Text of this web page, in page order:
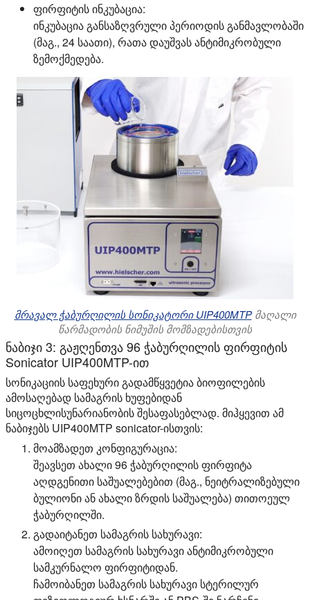
ფირფიტის ინკუბაცია:
ინკუბაცია განსაზღვრული პერიოდის განმავლობაში
(მაგ., 24 საათი), რათა დაუშვას ანტიმიკრობული
ზემოქმედება.
მრავალ ჭაბურღილის სონიკატორი UIP400MTPმაღალი
წარმადობის ნიმუშის მომზადებისთვის
ნაბიჯი 3: გაჟღენთვა 96 ჭაბურღილის ფირფიტის
Sonicator UIP400MTP-ით
სონიკაციის საფეხური გადამწყვეტია ბიოფილების
ამოსაღებად სამაგრის ხუფებიდან
სიცოცხლისუნარიანობის შესაფასებლად. მიჰყევით ამ
ნაბიჯებს UIP400MTP sonicator-ისთვის:
მოამზადეთ კონფიგურაცია:
შეავსეთ ახალი 96 ჭაბურღილის ფირფიტა
აღდგენითი საშუალებებით (მაგ., ნეიტრალიზებული
ბულიონი ან ახალი ზრდის საშუალება) თითოეულ
ჭაბურღილში.
გადაიტანეთ სამაგრის სახურავი:
ამოიღეთ სამაგრის სახურავი ანტიმიკრობული
სამკურნალო ფირფიტიდან.
ჩამოიბანეთ სამაგრის სახურავი სტერილურ